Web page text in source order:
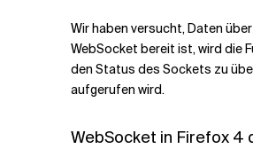
Wir haben versucht, Daten
WebSocket bereit ist, wird die
den Status des Sockets zu
aufgerufen wird.
WebSocket in Firefox 4